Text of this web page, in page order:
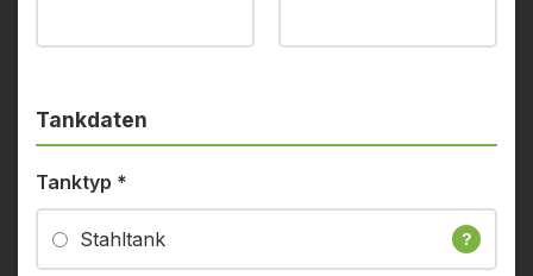
Tankdaten
Tanktyp *
Stahltank ?